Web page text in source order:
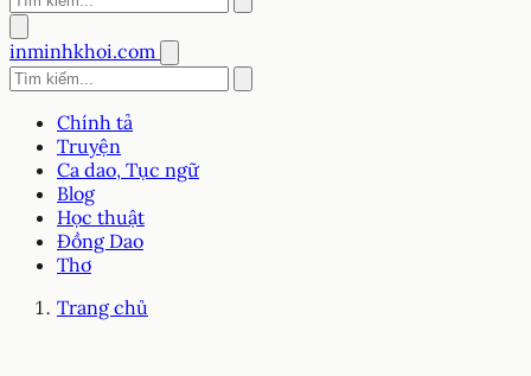
inminhkhoi.com
Chính tả
Truyện
Ca dao, Tục ngữ
Blog
Học thuật
Đồng Dao
Thơ
Trang chủ